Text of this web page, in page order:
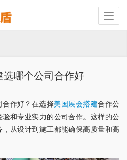
选哪个公司合作好
合作好？在选择美国展会搭建合作公
和专业实力的公司合作。这样的公
从设计到施工都能确保高质量和高